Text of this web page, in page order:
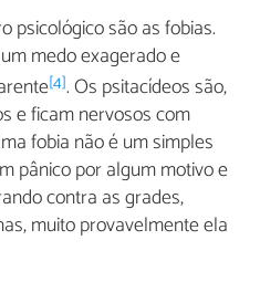
psicológico são as fobias.
medo exagerado e
[4]. Os psitacídeos são,
e ficam nervosos com
fobia não é um simples
pânico por algum motivo e
contra as grades,
muito provavelmente ela